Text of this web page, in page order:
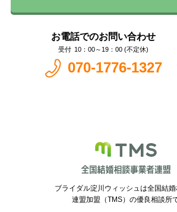
お電話でのお問い合わせ
10：00～19：00 (不定休)
070-1776-1327
ブライダル淀川ウィッシュは全国結
連盟加盟（TMS）の優良相談所